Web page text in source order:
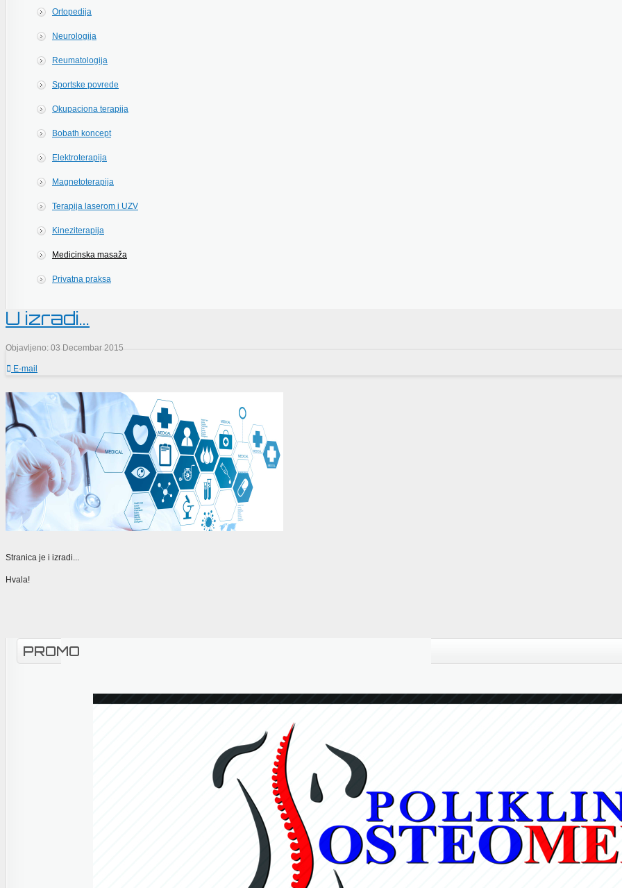
Ortopedija
Neurologija
Reumatologija
Sportske povrede
Okupaciona terapija
Bobath koncept
Elektroterapija
Magnetoterapija
Terapija laserom i UZV
Kineziterapija
Medicinska masaža
Privatna praksa
U izradi...
Objavljeno: 03 Decembar 2015
E-mail
Stranica je i izradi...
Hvala!
PROMO